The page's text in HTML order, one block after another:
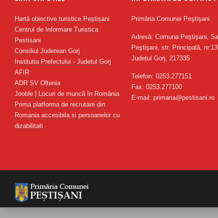
Hartă obiective turistice Peștișani
Centrul de Informare Turistica
Pestisani
Consiliul Judetean Gorj
Institutia Prefectului - Judetul Gorj
AFIR
ADR SV Oltenia
Jooble | Locuri de muncă în România
Prima platforma de recrutare din
Romania accesibila si persoanelor cu
dizabilitati
Primăria Comunei Peştişani
Adresă: Comuna Peştişani,
Peştişani, str. Principală,
Județul Gorj, 217335
Telefon: 0253.277151
Fax: 0253.277100
E-mail: primaria@pestisani.ro